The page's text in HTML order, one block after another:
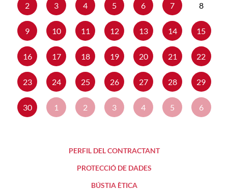
2 3 4 5 6 7 8
9 10 11 12 13 14 15
16 17 18 19 20 21 22
23 24 25 26 27 28 29
30 1 2 3 4 5 6
PERFIL DEL CONTRACTANT
PROTECCIÓ DE DADES
BÚSTIA ÈTICA